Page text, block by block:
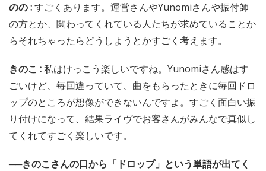
のの :すごくあります。運営さんやYunomiさんや振付師
の方とか、関わってくれている人たちが求めていることか
らそれちゃったらどうしようとかすごく考えます。
きのこ :私はけっこう楽しいですね。Yunomiさん感はす
ごいけど、毎回違っていて、曲をもらったときに毎回ドロ
ップのところが想像ができないんですよ。すごく面白い振
り付けになって、結果ライヴでお客さんがみんなで真似し
てくれてすごく楽しいです。
──きのこさんの口から「ドロップ」という単語が出てく